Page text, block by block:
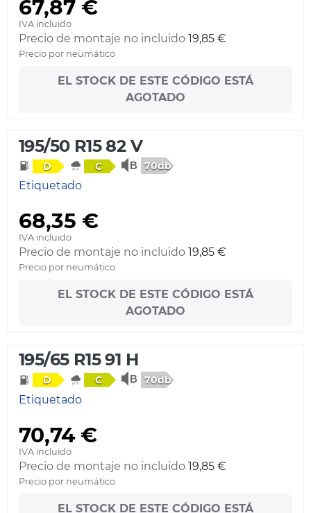
67,87 €
IVA incluido
Precio de montaje no incluido 19,85 €
Precio por neumático
EL STOCK DE ESTE CÓDIGO ESTÁ
AGOTADO
195/50 R15 82 V
D C 70db
Etiquetado
68,35 €
IVA incluido
Precio de montaje no incluido 19,85 €
Precio por neumático
EL STOCK DE ESTE CÓDIGO ESTÁ
AGOTADO
195/65 R15 91 H
D C 70db
Etiquetado
70,74 €
IVA incluido
Precio de montaje no incluido 19,85 €
Precio por neumático
EL STOCK DE ESTE CÓDIGO ESTÁ